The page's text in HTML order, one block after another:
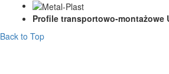
Profile transportowo-montażowe
Back to Top